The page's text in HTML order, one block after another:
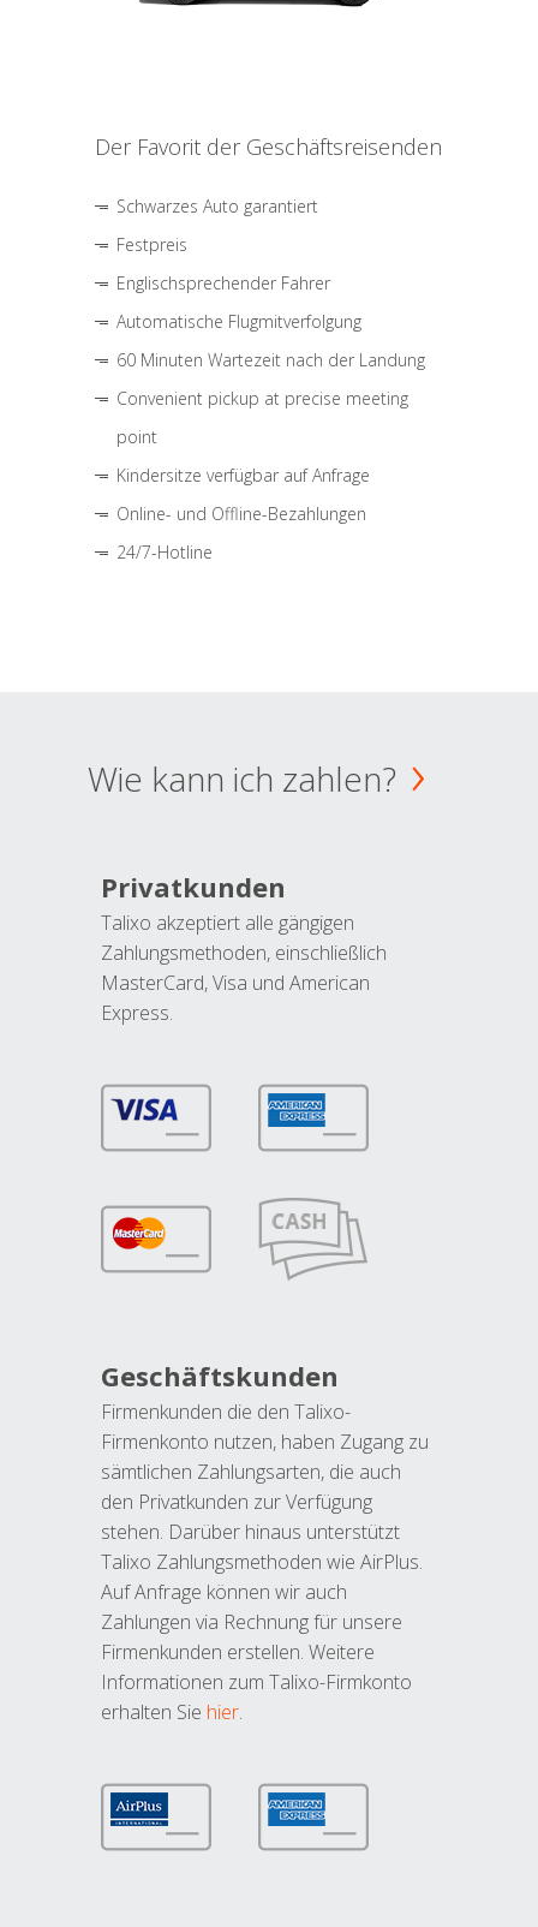
Der Favorit der Geschäftsreisenden
Schwarzes Auto garantiert
Festpreis
Englischsprechender Fahrer
Automatische Flugmitverfolgung
60 Minuten Wartezeit nach der Landung
Convenient pickup at precise meeting
point
Kindersitze verfügbar auf Anfrage
Online- und Offline-Bezahlungen
24/7-Hotline
Wie kann ich zahlen?
Privatkunden
Talixo akzeptiert alle gängigen
Zahlungsmethoden, einschließlich
MasterCard, Visa und American
Express.
Geschäftskunden
Firmenkunden die den Talixo-
Firmenkonto nutzen, haben Zugang zu
sämtlichen Zahlungsarten, die auch
den Privatkunden zur Verfügung
stehen. Darüber hinaus unterstützt
Talixo Zahlungsmethoden wie AirPlus.
Auf Anfrage können wir auch
Zahlungen via Rechnung für unsere
Firmenkunden erstellen. Weitere
Informationen zum Talixo-Firmkonto
erhalten Sie hier.